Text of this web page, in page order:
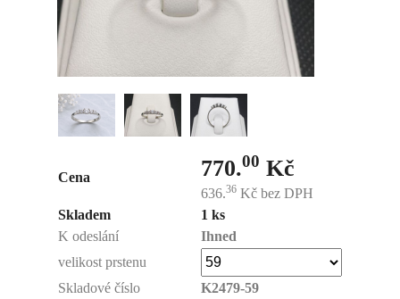
Cena 770.00 Kč
636.36 Kč bez DPH
Skladem
1 ks
K odeslání
Ihned
velikost prstenu
Skladové číslo
K2479-59